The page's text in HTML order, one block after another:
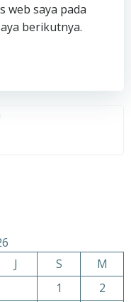
web saya pada
berikutnya.
J S
M
1
2